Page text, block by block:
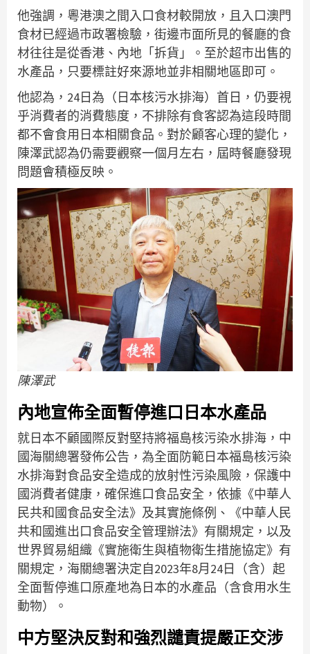
他強調，粵港澳之間入口食材較開放，且入口澳門
食材已經過市政署檢驗，街邊市面所見的餐廳的食
材往往是從香港、內地「拆貨」。至於超市出售的
水產品，只要標註好來源地並非相關地區即可。
他認為，24日為（日本核污水排海）首日，仍要視
乎消費者的消費態度，不排除有食客認為這段時間
都不會食用日本相關食品。對於顧客心理的變化，
陳澤武認為仍需要觀察一個月左右，屆時餐廳發現
問題會積極反映。
陳澤武
內地宣佈全面暫停進口日本水產品
就日本不顧國際反對堅持將福島核污染水排海，中
國海關總署發佈公告，為全面防範日本福島核污染
水排海對食品安全造成的放射性污染風險，保護中
國消費者健康，確保進口食品安全，依據《中華人
民共和國食品安全法》及其實施條例、《中華人民
共和國進出口食品安全管理辦法》有關規定，以及
世界貿易組織《實施衛生與植物衛生措施協定》有
關規定，海關總署決定自2023年8月24日（含）起
全面暫停進口原產地為日本的水產品（含食用水生
動物）。
中方堅決反對和強烈譴責提嚴正交涉